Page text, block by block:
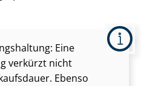
Eine
verkürzt nicht
Ebenso